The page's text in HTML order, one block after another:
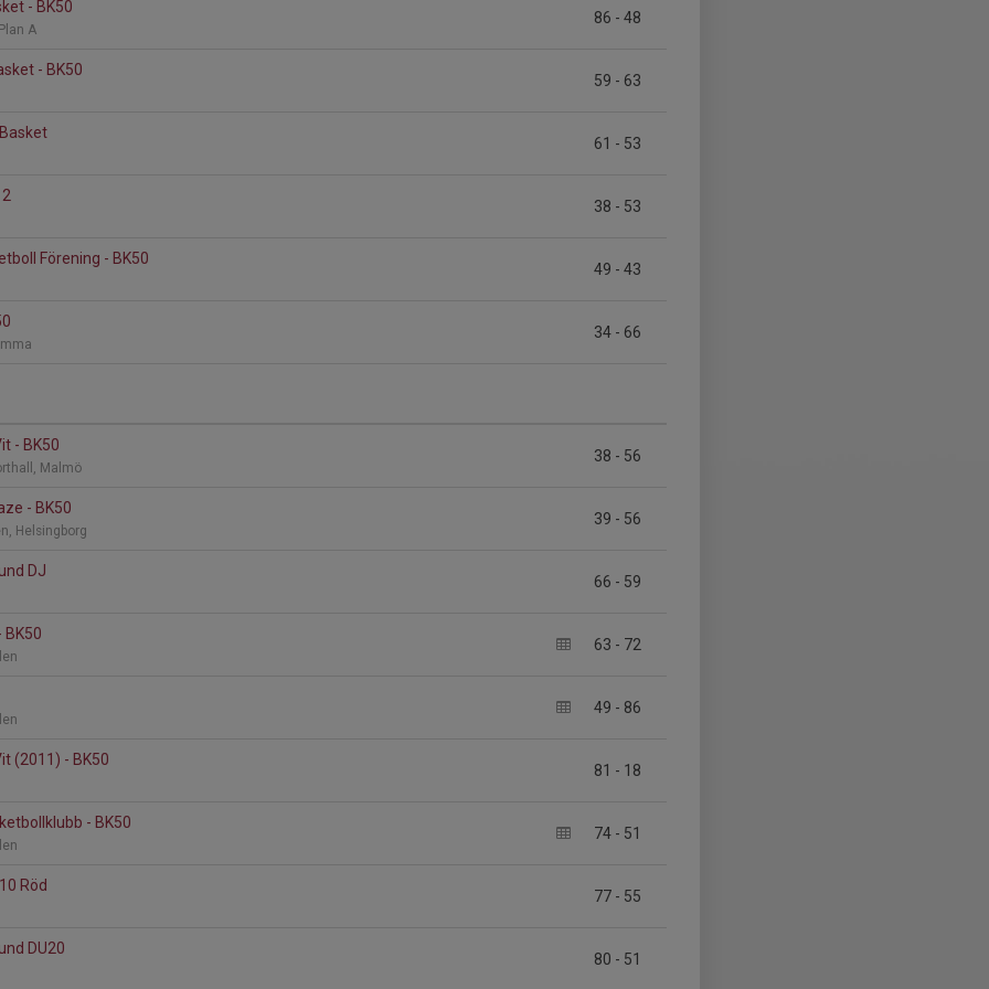
86 - 48
- BK50
A
59 - 63
- BK50
61 - 53
38 - 53
49 - 43
Förening - BK50
34 - 66
38 - 56
- BK50
Malmö
39 - 56
- BK50
Helsingborg
66 - 59
DJ
63 - 72
BK50
49 - 86
81 - 18
(2011) - BK50
74 - 51
- BK50
77 - 55
Röd
80 - 51
DU20